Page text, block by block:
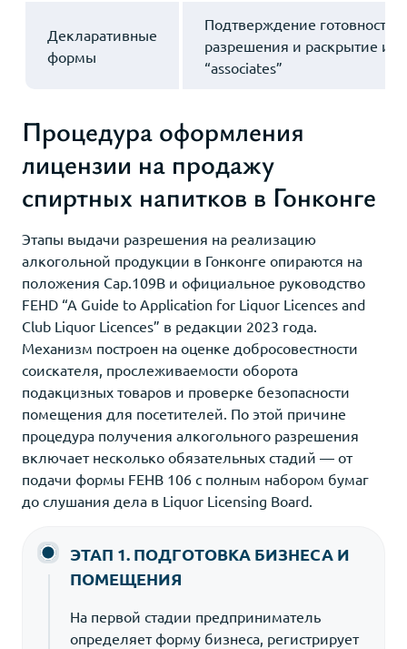
Декларативные
формы
Подтверждение готовности
разрешения и раскрытие
“associates”
Процедура оформления
лицензии на продажу
спиртных напитков в Гонконге
Этапы выдачи разрешения на реализацию
алкогольной продукции в Гонконге опираются на
положения Cap.109B и официальное руководство
FEHD “A Guide to Application for Liquor Licences and
Club Liquor Licences” в редакции 2023 года.
Механизм построен на оценке добросовестности
соискателя, прослеживаемости оборота
подакцизных товаров и проверке безопасности
помещения для посетителей. По этой причине
процедура получения алкогольного разрешения
включает несколько обязательных стадий — от
подачи формы FEHB 106 с полным набором бумаг
до слушания дела в Liquor Licensing Board.
ЭТАП 1. ПОДГОТОВКА БИЗНЕСА И
ПОМЕЩЕНИЯ
На первой стадии предприниматель
определяет форму бизнеса, регистрирует